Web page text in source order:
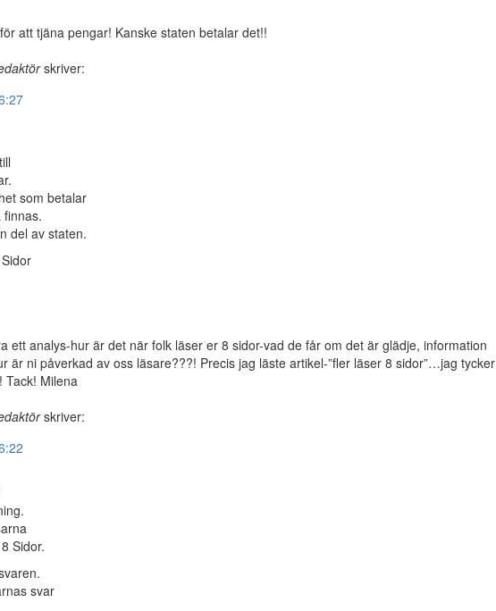
att tjäna pengar! Kanske staten betalar det!!
skriver:
som betalar
finnas.
del av staten.
ett analys-hur är det när folk läser er 8 sidor-vad de får om det är glädje, information
är ni påverkad av oss läsare???! Precis jag läste artikel-”fler läser 8 sidor”…jag tycker
Tack! Milena
skriver:
Sidor.
svar